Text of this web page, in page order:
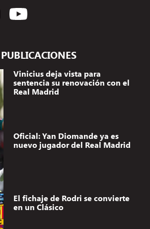
Vinicius deja vista para
sentencia su renovación con el
Real Madrid
Oficial: Yan Diomande ya es
nuevo jugador del Real Madrid
El fichaje de Rodri se convierte
en un Clásico